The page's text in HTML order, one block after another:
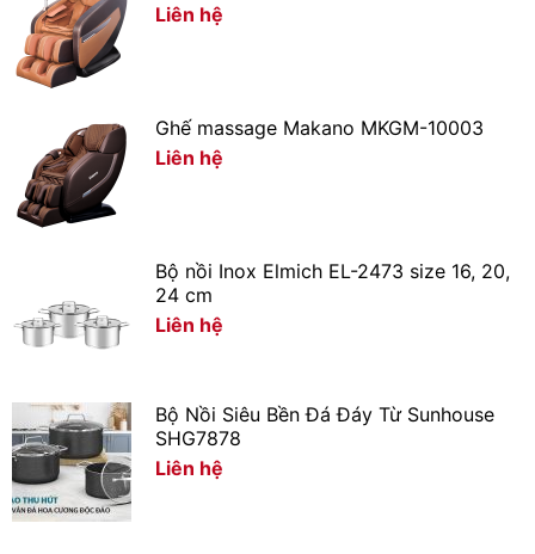
– Thiết kế hiện đại, gọn gàng, thân nhựa màu đen chống
bám bẩn, dễ dàng lau chùi, hài hoà với mọi không gian
bếp.
– Cối xay làm từ chất liệu thuỷ tinh có khả năng chịu
nhiệt và kháng vỡ tốt, an toàn trong quá trình xay, nấu.
– Dung tích cối lên đến 1.75 lít (món nóng 1.4 lít, món
lạnh 1.75 lít), phục vụ tốt nhu cầu xay, nấu của cả gia
Liên hệ
Ghế massage Makano MKGM-10003
Liên hệ
Bộ nồi Inox Elmich EL-2473 size 16, 20,
24 cm
Liên hệ
Bộ Nồi Siêu Bền Đá Đáy Từ Sunhouse
SHG7878
Liên hệ